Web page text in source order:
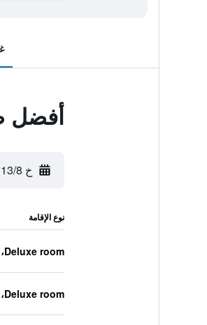
أفضل
خ 13/8
نوع الإقامة
Deluxe room، نوع السرير غير معروف
Deluxe room، نوع السرير غير معروف